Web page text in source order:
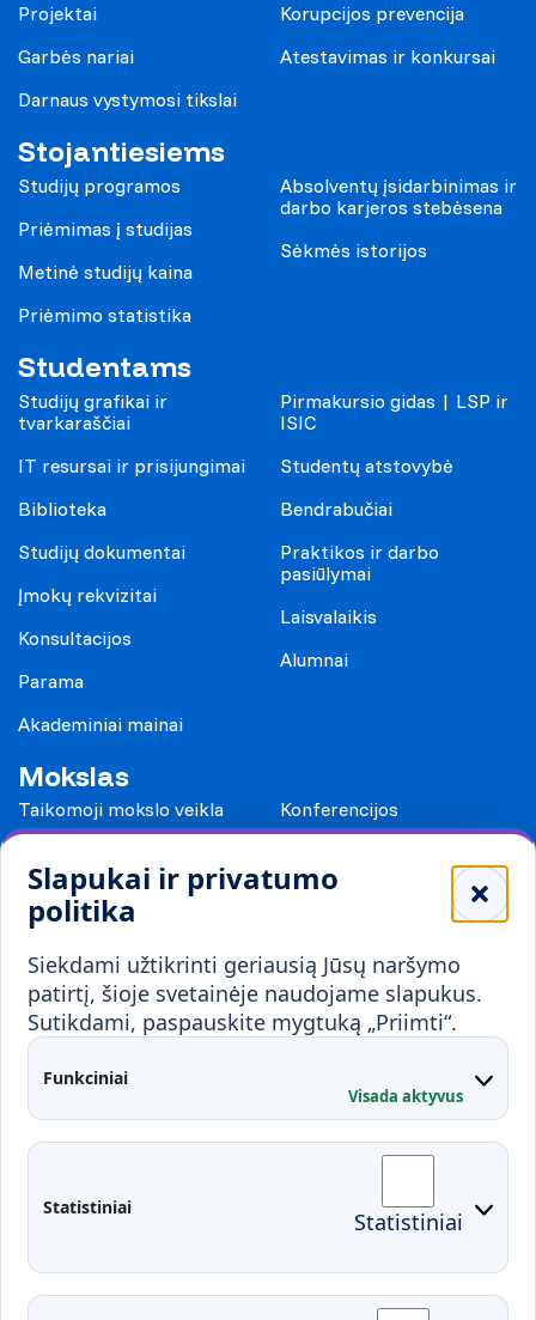
Slapukai ir privatumo
politika
Siekdami užtikrinti geriausią Jūsų naršymo
patirtį, šioje svetainėje naudojame slapukus.
Sutikdami, paspauskite mygtuką „Priimti“.
Funkciniai
Visada aktyvus
Statistiniai Statistiniai
Projektai
Garbės nariai
Darnaus vystymosi tikslai
Korupcijos prevencija
Atestavimas ir konkursai
Stojantiesiems
Studijų programos
Priėmimas į studijas
Metinė studijų kaina
Priėmimo statistika
Absolventų įsidarbinimas ir
darbo karjeros stebėsena
Sėkmės istorijos
Studentams
Studijų grafikai ir
tvarkaraščiai
IT resursai ir prisijungimai
Biblioteka
Studijų dokumentai
Įmokų rekvizitai
Konsultacijos
Parama
Akademiniai mainai
Pirmakursio gidas | LSP ir
ISIC
Studentų atstovybė
Bendrabučiai
Praktikos ir darbo
pasiūlymai
Laisvalaikis
Alumnai
Mokslas
Taikomoji mokslo veikla
Konferencijos
Mokykloms
Visuomenei ir verslui
Mokymai ir konsultavimas
Partnerystės
Karjera
Kontaktai
Administracija
Fakultetai
Studentų atstovybė
Moodle
EDINA